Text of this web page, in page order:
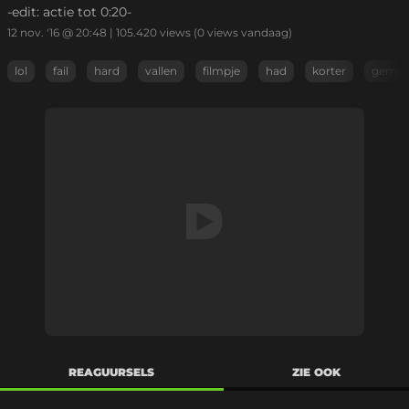
-edit: actie tot 0:20-
12 nov. '16 @ 20:48 | 105.420 views (0 views vandaag)
lol fail hard vallen filmpje had korter
REAGUURSELS ZIE OOK